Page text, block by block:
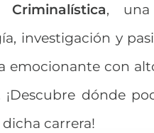
Criminalística, una
investigación y
emocionante con
¡Descubre dónde
carrera!